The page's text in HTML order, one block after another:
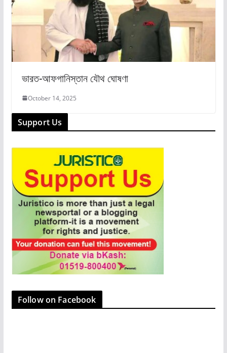
ভারত-আফগানিস্তান যৌথ ঘোষণা
October 14, 2025
Support Us
Follow on Facebook